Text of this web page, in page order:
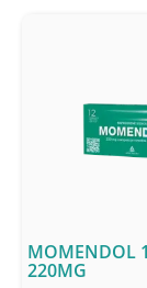
MOMENDOL
220MG